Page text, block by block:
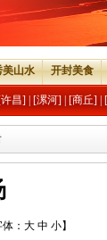
美山水 开封美食
昌] [漯河] [商丘]
体： 大 中 小】